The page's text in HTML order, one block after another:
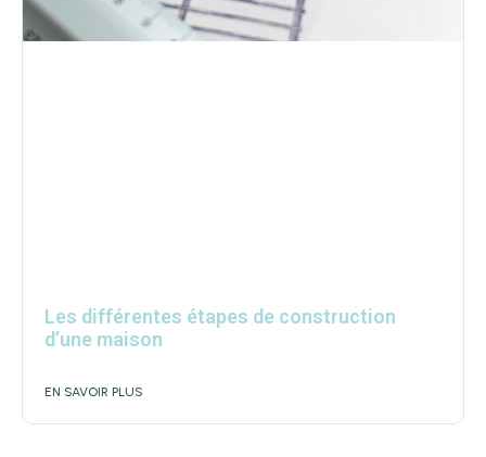
Les différentes étapes de construction
d’une maison
EN SAVOIR PLUS